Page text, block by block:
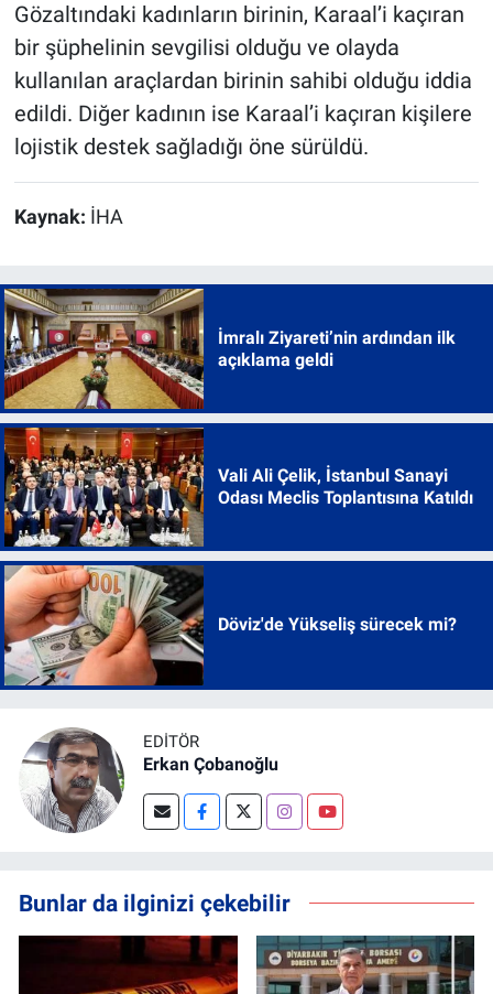
Gözaltındaki kadınların birinin, Karaal’i kaçıran
bir şüphelinin sevgilisi olduğu ve olayda
kullanılan araçlardan birinin sahibi olduğu iddia
edildi. Diğer kadının ise Karaal’i kaçıran kişilere
lojistik destek sağladığı öne sürüldü.
Kaynak: İHA
İmralı Ziyareti’nin ardından ilk
açıklama geldi
Vali Ali Çelik, İstanbul Sanayi
Odası Meclis Toplantısına Katıldı
Döviz'de Yükseliş sürecek mi?
EDITÖR
Erkan Çobanoğlu
Bunlar da ilginizi çekebilir